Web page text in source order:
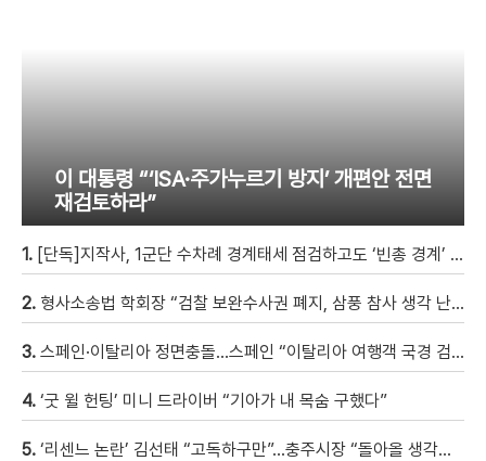
이 대통령 “‘ISA·주가누르기 방지’ 개편안 전면
재검토하라”
1. [단독]지작사, 1군단 수차례 경계태세 점검하고도 ‘빈총 경계’ 몰랐다
2. 형사소송법 학회장 “검찰 보완수사권 폐지, 삼풍 참사 생각 난다” [현장영상]
3. 스페인·이탈리아 정면충돌…스페인 “이탈리아 여행객 국경 검문할 것”
4. ‘굿 윌 헌팅’ 미니 드라이버 “기아가 내 목숨 구했다”
5. ‘리센느 논란’ 김선태 “고독하구만”…충주시장 “돌아올 생각은?”